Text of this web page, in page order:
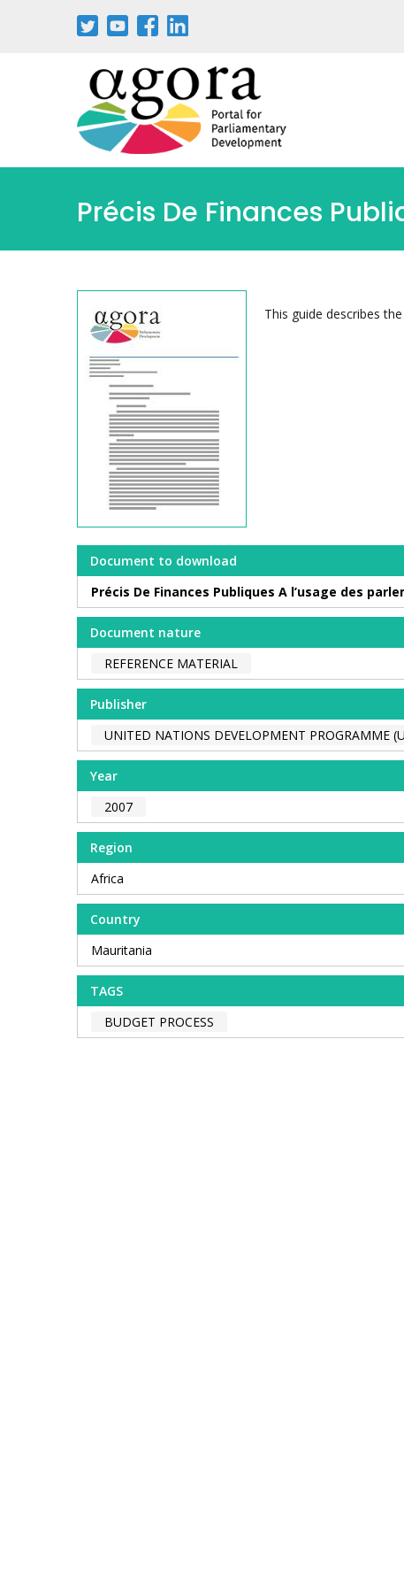
Précis De Finances
This guide describes
Document to download
Précis De Finances Publiques A l’usage des
Document nature
REFERENCE MATERIAL
Publisher
UNITED NATIONS DEVELOPMENT PROGRAMME
Year
2007
Region
Africa
Country
Mauritania
TAGS
BUDGET PROCESS